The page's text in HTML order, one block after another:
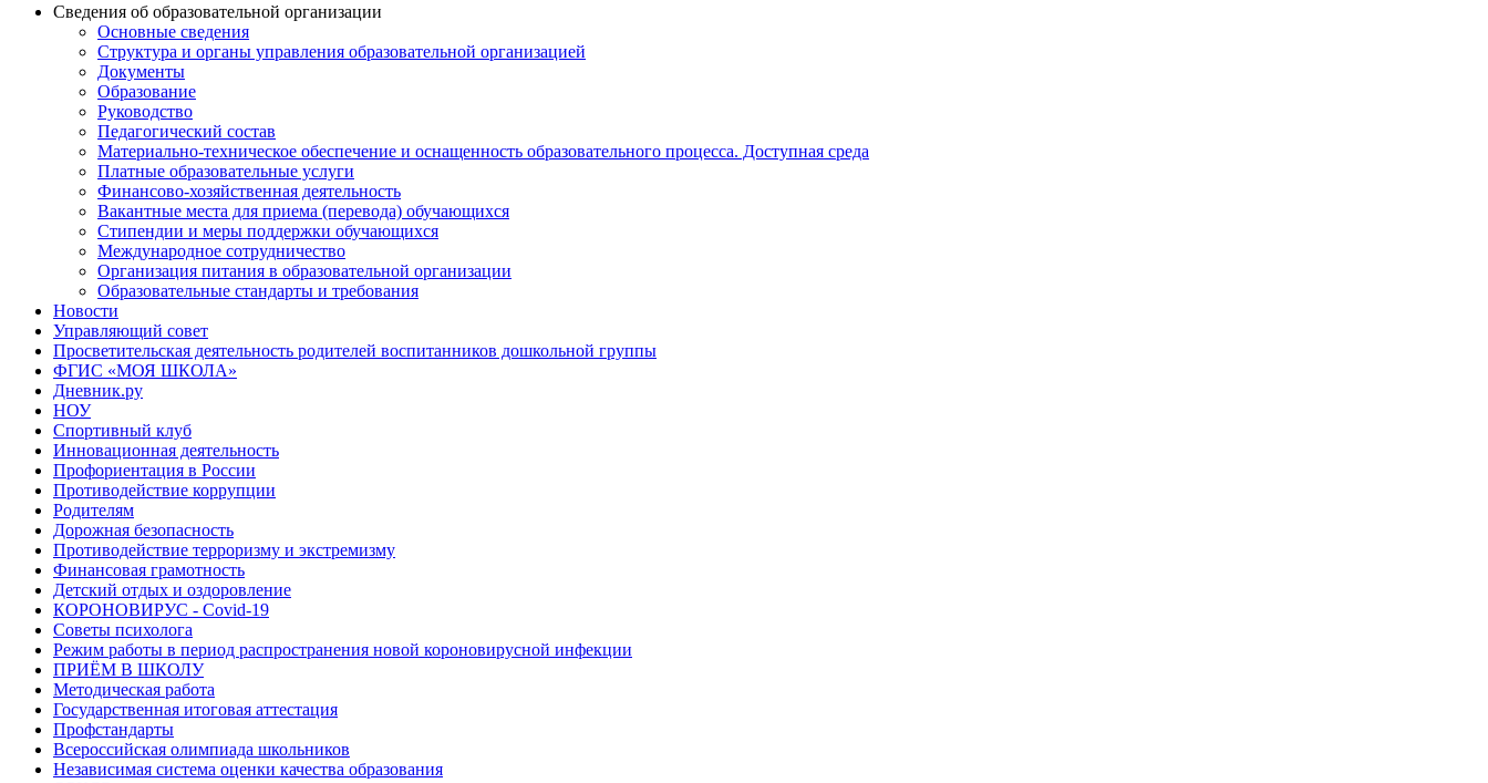
Сведения об образовательной организации
Основные сведения
Структура и органы управления образовательной организацией
Документы
Образование
Руководство
Педагогический состав
Материально-техническое обеспечение и оснащенность образовательного процесса. Доступная среда
Платные образовательные услуги
Финансово-хозяйственная деятельность
Вакантные места для приема (перевода) обучающихся
Стипендии и меры поддержки обучающихся
Международное сотрудничество
Организация питания в образовательной организации
Образовательные стандарты и требования
Новости
Управляющий совет
Просветительская деятельность родителей воспитанников дошкольной группы
ФГИС «МОЯ ШКОЛА»
Дневник.ру
НОУ
Спортивный клуб
Инновационная деятельность
Профориентация в России
Противодействие коррупции
Родителям
Дорожная безопасность
Противодействие терроризму и экстремизму
Финансовая грамотность
Детский отдых и оздоровление
КОРОНОВИРУС - Covid-19
Советы психолога
Режим работы в период распространения новой короновирусной инфекции
ПРИЁМ В ШКОЛУ
Методическая работа
Государственная итоговая аттестация
Профстандарты
Всероссийская олимпиада школьников
Независимая система оценки качества образования